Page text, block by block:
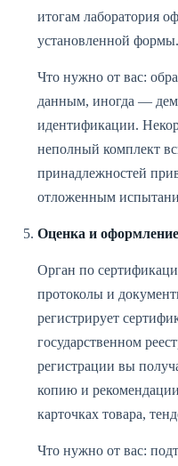
итогам лаборатория
установленной формы.
Что нужно от вас:
данным, иногда —
идентификации.
неполный комплект
принадлежностей
отложенным
Оценка и
Орган по
протоколы и
регистрирует
государственном
регистрации вы
копию и
карточках товара,
Что нужно от вас: